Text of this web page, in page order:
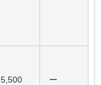
5,500 ー